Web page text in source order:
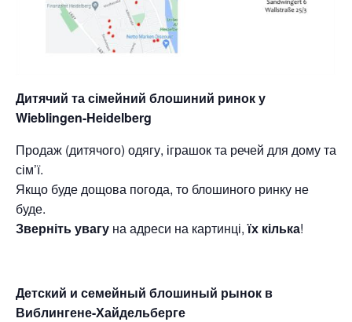
Дитячий та сімейний блошиний ринок у
Wieblingen-Heidelberg
Продаж (дитячого) одягу, іграшок та речей для дому та
сім’ї.
Якщо буде дощова погода, то блошиного ринку не
буде.
Зверніть увагу на адреси на картинці,їх кілька!
Детский и семейный блошиный рынок в
Виблингене-Хайдельберге